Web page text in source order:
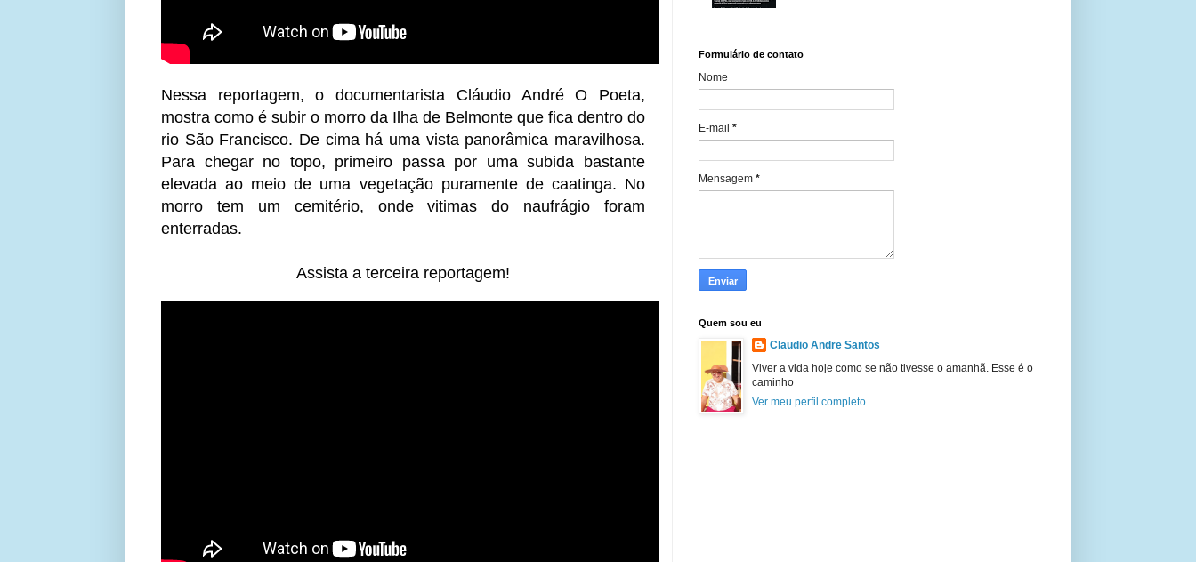
Nessa reportagem, o documentarista Cláudio André O Poeta,
mostra como é subir o morro da Ilha de Belmonte que fica dentro do
rio São Francisco. De cima há uma vista panorâmica maravilhosa.
Para chegar no topo, primeiro passa por uma subida bastante
elevada ao meio de uma vegetação puramente de caatinga. No
morro tem um cemitério, onde vitimas do naufrágio foram
enterradas.
Assista a terceira reportagem!
Formulário de contato
Nome
E-mail *
Mensagem *
Quem sou eu
Claudio Andre Santos
Viver a vida hoje como se não tivesse o amanhã. Esse é o
caminho
Ver meu perfil completo